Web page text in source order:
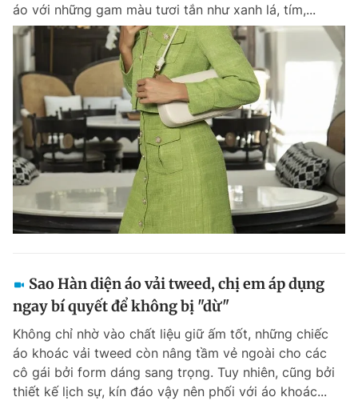
áo với những gam màu tươi tắn như xanh lá, tím,...
Sao Hàn diện áo vải tweed, chị em áp dụng
ngay bí quyết để không bị "dừ"
Không chỉ nhờ vào chất liệu giữ ấm tốt, những chiếc
áo khoác vải tweed còn nâng tầm vẻ ngoài cho các
cô gái bởi form dáng sang trọng. Tuy nhiên, cũng bởi
thiết kế lịch sự, kín đáo vậy nên phối với áo khoác...